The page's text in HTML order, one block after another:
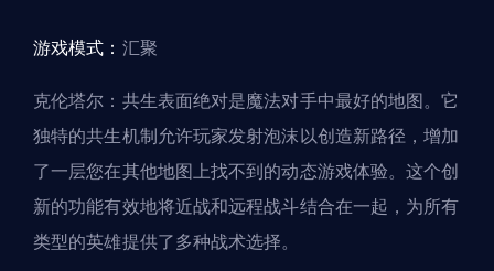
游戏模式： 汇聚
克伦塔尔：共生表面绝对是魔法对手中最好的地图。它
独特的共生机制允许玩家发射泡沫以创造新路径，增加
了一层您在其他地图上找不到的动态游戏体验。这个创
新的功能有效地将近战和远程战斗结合在一起，为所有
类型的英雄提供了多种战术选择。